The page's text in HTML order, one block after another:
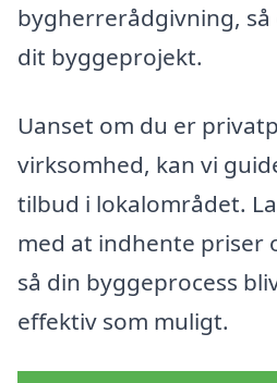
bygherrerådgivning,
dit byggeprojekt.
Uanset om du er
virksomhed, kan vi
tilbud i lokalområdet.
med at indhente priser
så din byggeprocess
effektiv som muligt.